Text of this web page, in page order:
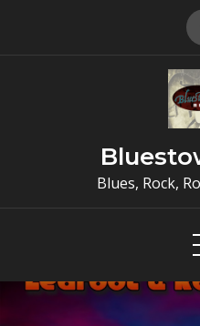
Blues, Rock,